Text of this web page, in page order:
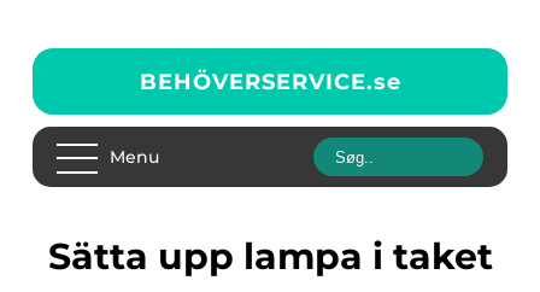
BEHÖVERSERVICE.se
Menu
sätta upp lampa i taket